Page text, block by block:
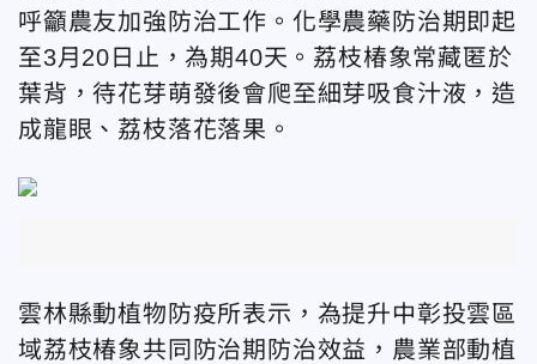
呼籲農友加強防治工作。化學農藥防治期即起
至3月20日止，為期40天。荔枝椿象常藏匿於
葉背，待花芽萌發後會爬至細芽吸食汁液，造
成龍眼、荔枝落花落果。
雲林縣動植物防疫所表示，為提升中彰投雲區
域荔枝椿象共同防治期防治效益，農業部動植